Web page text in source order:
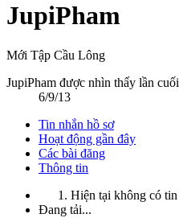
JupiPham
Mới Tập Cầu Lông
JupiPham được nhìn thấy lần
6/9/13
Tin nhắn hồ sơ
Hoạt động gần đây
Các bài đăng
Thông tin
Hiện tại không có tin
Đang tải...